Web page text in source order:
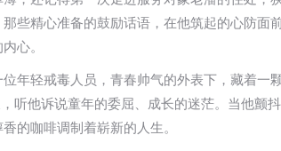
些精心准备的鼓励话语，在他筑起的心防面
心。
年轻戒毒人员，青春帅气的外表下，藏着一
听他诉说童年的委屈、成长的迷茫。当他颤
的咖啡调制着崭新的人生。